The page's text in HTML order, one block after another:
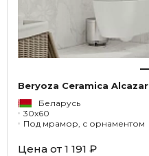
Beryoza Ceramica Alcazar
Беларусь
30x60
Под мрамор, с орнаментом
Цена от 1 191 ₽